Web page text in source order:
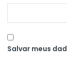
Salvar meus